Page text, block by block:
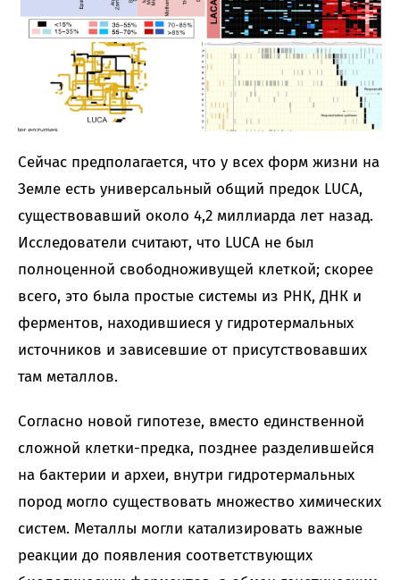
Сейчас предполагается, что у всех форм жизни на
Земле есть универсальный общий предок LUCA,
существовавший около 4,2 миллиарда лет назад.
Исследователи считают, что LUCA не был
полноценной свободноживущей клеткой; скорее
всего, это была простые системы из РНК, ДНК и
ферментов, находившиеся у гидротермальных
источников и зависевшие от присутствовавших
там металлов.
Согласно новой гипотезе, вместо единственной
сложной клетки-предка, позднее разделившейся
на бактерии и археи, внутри гидротермальных
пород могло существовать множество химических
систем. Металлы могли катализировать важные
реакции до появления соответствующих